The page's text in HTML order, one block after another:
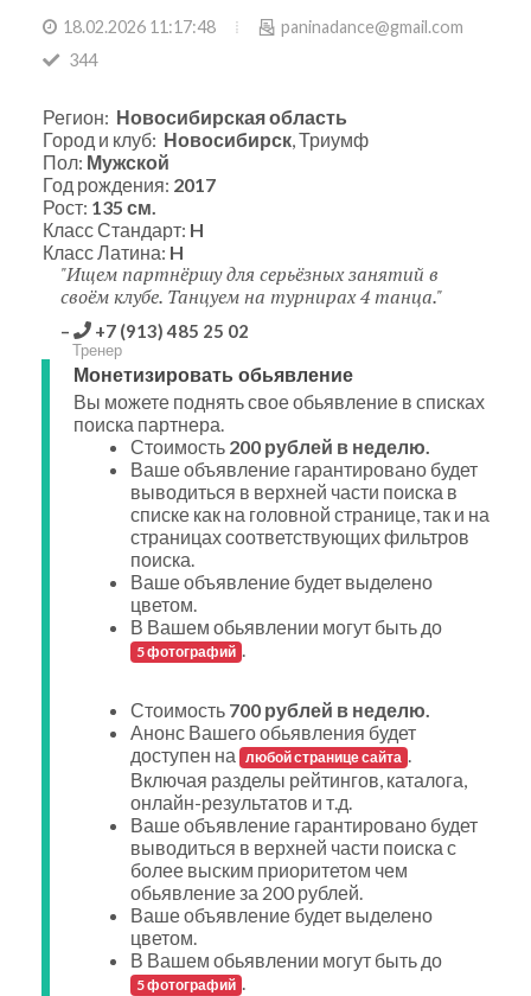
18.02.2026 11:17:48
paninadance@gmail.com
344
Регион: Новосибирская область
Город и клуб: Новосибирск, Триумф
Пол: Мужской
Год рождения: 2017
Рост: 135 см.
Класс Стандарт: H
Класс Латина: H
Ищем партнёршу для серьёзных занятий в
своём клубе. Танцуем на турнирах 4 танца.
+7 (913) 485 25 02
Тренер
Монетизировать обьявление
Вы можете поднять свое обьявление в списках
поиска партнера.
Стоимость 200 рублей в неделю.
Ваше объявление гарантировано будет
выводиться в верхней части поиска в
списке как на головной странице, так и на
страницах соответствующих фильтров
поиска.
Ваше объявление будет выделено
цветом.
В Вашем обьявлении могут быть до
5 фотографий .
Стоимость 700 рублей в неделю.
Анонс Вашего обьявления будет
доступен на любой странице сайта .
Включая разделы рейтингов, каталога,
онлайн-результатов и т.д.
Ваше объявление гарантировано будет
выводиться в верхней части поиска с
более выским приоритетом чем
обьявление за 200 рублей.
Ваше объявление будет выделено
цветом.
В Вашем обьявлении могут быть до
5 фотографий .